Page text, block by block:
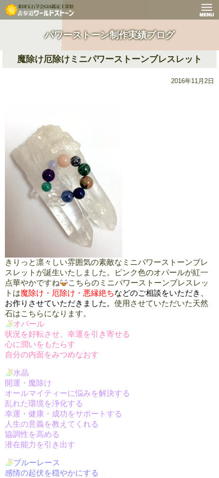
パワーストーン制作実績ブログ
魔除け厄除けミニパワーストーンブレスレット
2016年11月2日
きりっと凛々しい雰囲気の素敵なミニパワーストーンブレ
スレットが誕生いたしました。ピンク色のオパールが紅一
点華やかですね
こちらのミニパワーストーンブレスレッ
トは魔除け・ 厄除け・ 悪縁絶ちなどのご相談をいただき、
お作り させていただきました。 使用させていただいた天然
石はこちらになります。
オパール
状況を好転させ、幸運を引き寄せる
心に潤いをもたらす
自分の内面をみつめなおす
水晶
開運・魔除け
オールマイティーに悩みを解決する
乱れた環境を浄化する
幸運・健康・成功をサポートする
人生の意義を教えてくれる
協調性を高める
潜在能力を引き出す
ブルーレース
感情の起伏を穏やかにする